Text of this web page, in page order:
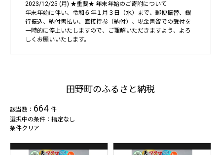
2023/12/25 (月) ★重要★ 年末年始のご寄附について
年末年始に伴い、令和６年１月３日（水）まで、郵便振替、銀
行振込、納付書払い、直接持参（納付）、現金書留での受付を
一時的に停止いたしますので、ご理解いただきますよう、よろ
しくお願いいたします。
田野町のふるさと納税
該当数： 664 件
選択中の条件：指定なし
条件クリア